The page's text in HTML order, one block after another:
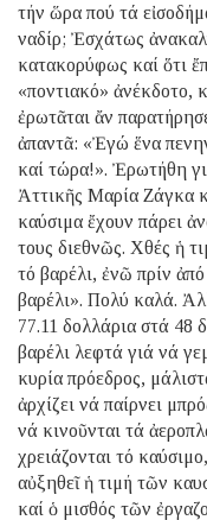
τήν ὥρα πού τά
ναδίρ; Ἐσχάτως
κατακορύφως καί ὅτι
«ποντιακό» ἀνέκδοτο,
ἐρωτᾶται ἄν
ἀπαντᾶ: «Ἐγώ ἕνα
καί τώρα!». Ἐρωτήθη
Ἀττικῆς Μαρία Ζάγκα
καύσιμα ἔχουν πάρει
τους διεθνῶς. Χθές ἡ
τό βαρέλι, ἐνῶ πρίν
βαρέλι». Πολύ καλά.
77.11 δολλάρια στά 48
βαρέλι λεφτά γιά νά
κυρία πρόεδρος,
ἀρχίζει νά παίρνει
νά κινοῦνται τά
χρειάζονται τό
αὐξηθεῖ ἡ τιμή τῶν
καί ὁ μισθός τῶν